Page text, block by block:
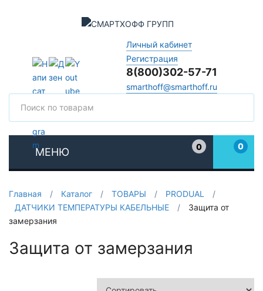
Личный кабинет
Регистрация
8(800)302-57-71
smarthoff@smarthoff.ru
МЕНЮ
0
0
Главная / Каталог / ТОВАРЫ / PRODUAL
/
ДАТЧИКИ ТЕМПЕРАТУРЫ КАБЕЛЬНЫЕ
/
Защита от
замерзания
Защита от замерзания